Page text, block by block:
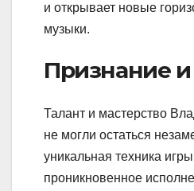
и открывает новые
музыки.
Признание
Талант и мастерство
не могли остаться
уникальная техника
проникновенное